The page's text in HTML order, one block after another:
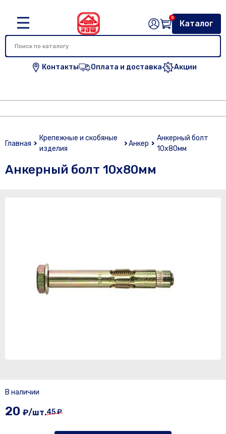
Контакты Оплата и доставка Акции
Каталог
0
Главная
Крепежные и скобяные
изделия
Анкер
Анкерный болт
10х80мм
Анкерный болт 10х80мм
В наличии
20 ₽/шт.45 ₽